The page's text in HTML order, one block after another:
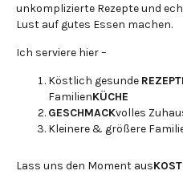
unkomplizierte Rezepte und
Lust auf gutes Essen machen.
Ich serviere hier –
Köstlich gesunde
FamilienKÜCHE
GESCHMACKvolles
Kleinere & größere
Lass uns den Moment aus